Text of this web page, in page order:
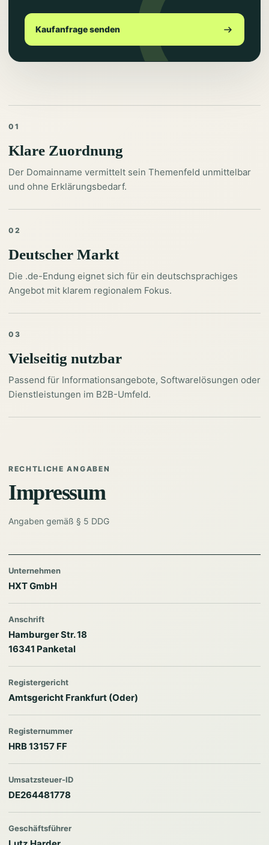
Kaufanfrage senden
01
Klare Zuordnung
Der Domainname vermittelt sein Themenfeld unmittelbar
und ohne Erklärungsbedarf.
02
Deutscher Markt
Die .de-Endung eignet sich für ein deutschsprachiges
Angebot mit klarem regionalem Fokus.
03
Vielseitig nutzbar
Passend für Informationsangebote, Softwarelösungen oder
Dienstleistungen im B2B-Umfeld.
RECHTLICHE ANGABEN
Impressum
Angaben gemäß § 5 DDG
Unternehmen
HXT GmbH
Anschrift
Hamburger Str. 18
16341 Panketal
Registergericht
Amtsgericht Frankfurt (Oder)
Registernummer
HRB 13157 FF
Umsatzsteuer-ID
DE264481778
Geschäftsführer